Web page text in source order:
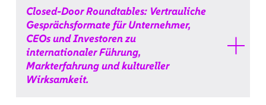
Closed-Door Roundtables: Vertrauliche
Gesprächsformate für Unternehmer,
CEOs und Investoren zu
internationaler Führung,
Markterfahrung und kultureller
Wirksamkeit.